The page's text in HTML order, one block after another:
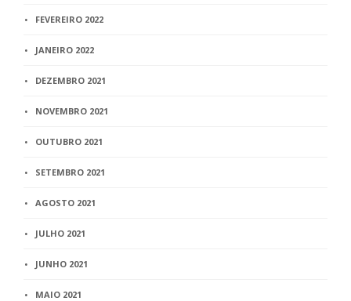
FEVEREIRO 2022
JANEIRO 2022
DEZEMBRO 2021
NOVEMBRO 2021
OUTUBRO 2021
SETEMBRO 2021
AGOSTO 2021
JULHO 2021
JUNHO 2021
MAIO 2021